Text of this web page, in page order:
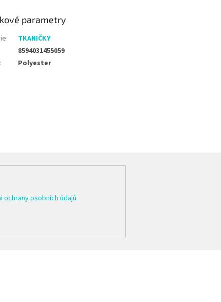
parametry
:
TKANIČKY
8594031455059
: Polyester
ochrany osobních údajů